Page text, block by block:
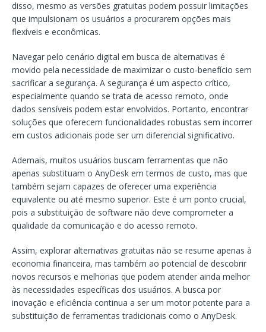
disso, mesmo as versões gratuitas podem possuir limitações
que impulsionam os usuários a procurarem opções mais
flexíveis e econômicas.
Navegar pelo cenário digital em busca de alternativas é
movido pela necessidade de maximizar o custo-benefício sem
sacrificar a segurança. A segurança é um aspecto crítico,
especialmente quando se trata de acesso remoto, onde
dados sensíveis podem estar envolvidos. Portanto, encontrar
soluções que oferecem funcionalidades robustas sem incorrer
em custos adicionais pode ser um diferencial significativo.
Ademais, muitos usuários buscam ferramentas que não
apenas substituam o AnyDesk em termos de custo, mas que
também sejam capazes de oferecer uma experiência
equivalente ou até mesmo superior. Este é um ponto crucial,
pois a substituição de software não deve comprometer a
qualidade da comunicação e do acesso remoto.
Assim, explorar alternativas gratuitas não se resume apenas à
economia financeira, mas também ao potencial de descobrir
novos recursos e melhorias que podem atender ainda melhor
às necessidades específicas dos usuários. A busca por
inovação e eficiência continua a ser um motor potente para a
substituição de ferramentas tradicionais como o AnyDesk.